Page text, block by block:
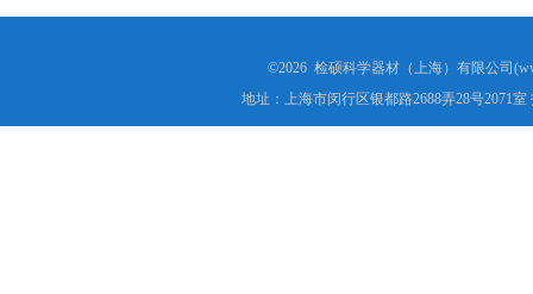
©2026 检硕科学器材（上海）有限公司
地址：上海市闵行区银都路2688弄28号2071室